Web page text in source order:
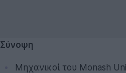
Σύνοψη
Μηχανικοί του Monash